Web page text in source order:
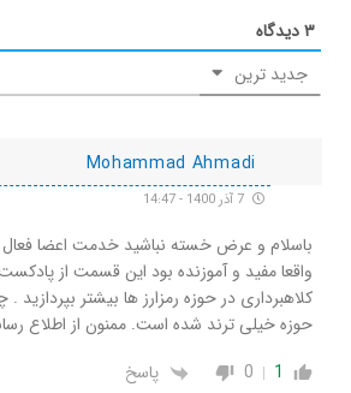
۳دیدگاه
جدید ترین
Mohammad Ahmadi
باسلام و عرض خسته نباشید خدمت اعضا
واقعا مفید و آموزنده بود این قسمت از
کلاهبرداری در حوزه رمزارز ها بیشتر بپردازید .
حوزه خیلی ترند شده است. ممنون از اطلاع
1
0 پاسخ